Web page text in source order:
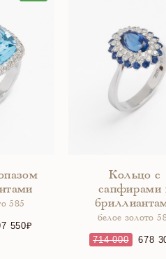
585
550
Кольцо с
сапфирами
белое золото
714 000 678